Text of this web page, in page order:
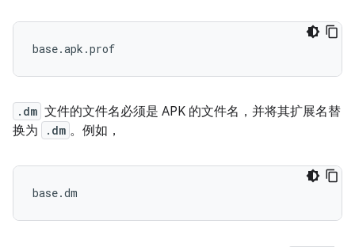
.dm 文件的文件名必须是 APK 的文件名，并将其扩展名替
换为
.dm 。例如，